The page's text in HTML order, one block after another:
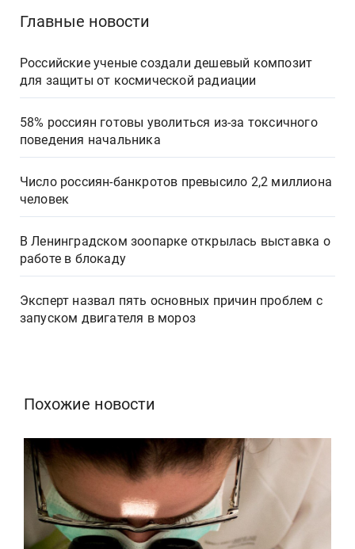
Главные новости
Российские ученые создали дешевый композит
для защиты от космической радиации
58% россиян готовы уволиться из-за токсичного
поведения начальника
Число россиян-банкротов превысило 2,2 миллиона
человек
В Ленинградском зоопарке открылась выставка о
работе в блокаду
Эксперт назвал пять основных причин проблем с
запуском двигателя в мороз
Похожие новости